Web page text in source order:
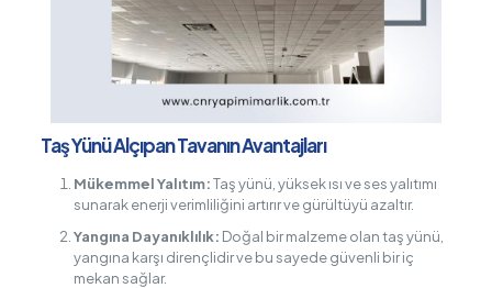
Taş Yünü Alçıpan Tavanın Avantajları
Mükemmel Yalıtım:Taş yünü, yüksek ısı ve ses yalıtımı
sunarak enerji verimliliğini artırır ve gürültüyü azaltır.
Yangına Dayanıklılık: Doğal bir malzeme olan taş yünü,
yangına karşı dirençlidir ve bu sayede güvenli bir iç
mekan sağlar.